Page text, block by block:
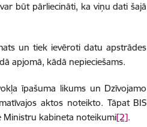
būt pārliecināti, ka viņu dati šajā
un tiek ievēroti datu apstrādes
apjomā, kādā nepieciešams.
īpašuma likums un Dzīvojamo
aktos noteikto. Tāpat BIS
Ministru kabineta noteikumi[2].